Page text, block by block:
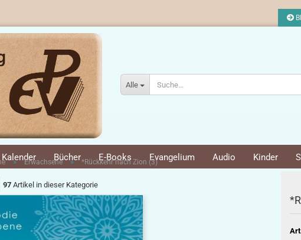
Alle
Kalender Bücher E-Books Evangelium Audio Kinder
» Erwachsene » *Rückkehr nach Zion (3)
97 Artikel in dieser Kategorie